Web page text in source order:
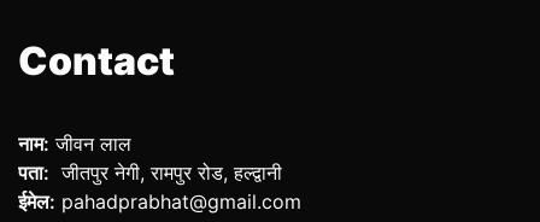
Contact
नाम: जीवन लाल
पता: जीतपुर नेगी, रामपुर रोड, हल्द्वानी
ईमेल: pahadprabhat@gmail.com